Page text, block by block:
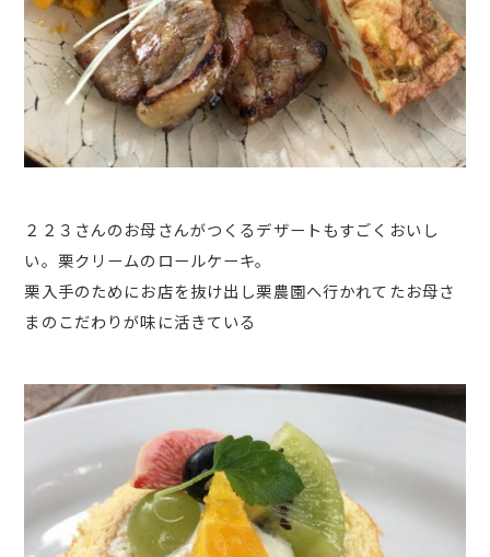
２２３さんのお母さんがつくるデザートもすごくおいし
い。栗クリームのロールケーキ。
栗入手のためにお店を抜け出し栗農園へ行かれてたお母さ
まのこだわりが味に活きている